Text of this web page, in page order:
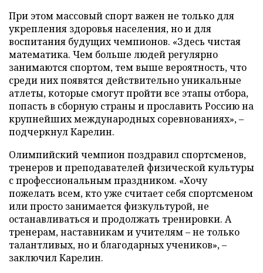
При этом массовый спорт важен не только для
укрепления здоровья населения, но и для
воспитания будущих чемпионов. «Здесь чистая
математика. Чем больше людей регулярно
занимаются спортом, тем выше вероятность, что
среди них появятся действительно уникальные
атлеты, которые смогут пройти все этапы отбора,
попасть в сборную страны и прославить Россию на
крупнейших международных соревнованиях», –
подчеркнул Карелин.
Олимпийский чемпион поздравил спортсменов,
тренеров и преподавателей физической культуры
с профессиональным праздником. «Хочу
пожелать всем, кто уже считает себя спортсменом
или просто занимается физкультурой, не
останавливаться и продолжать тренировки. А
тренерам, наставникам и учителям – не только
талантливых, но и благодарных учеников», –
заключил Карелин.